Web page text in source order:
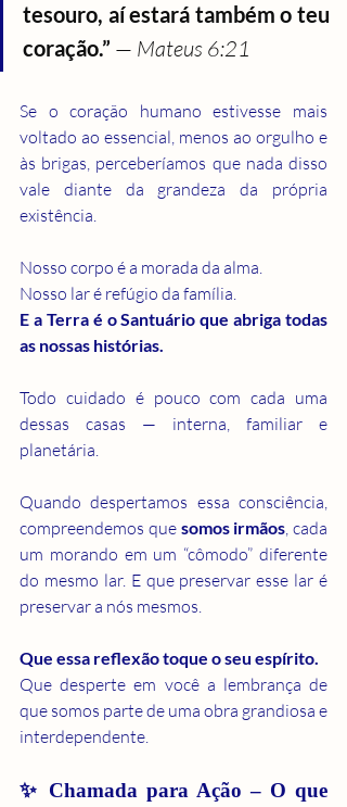
tesouro, aí estará também o teu
coração.” — Mateus 6:21
Se o coração humano estivesse mais
voltado ao essencial, menos ao orgulho e
às brigas, perceberíamos que nada disso
vale diante da grandeza da própria
existência.
Nosso corpo é a morada da alma.
Nosso lar é refúgio da família.
E a Terra é o Santuário que abriga todas
as nossas histórias.
Todo cuidado é pouco com cada uma
dessas casas — interna, familiar e
planetária.
Quando despertamos essa consciência,
compreendemos que somos irmãos, cada
um morando em um “cômodo” diferente
do mesmo lar. E que preservar esse lar é
preservar a nós mesmos.
Que essa reflexão toque o seu espírito.
Que desperte em você a lembrança de
que somos parte de uma obra grandiosa e
interdependente.
✨ Chamada para Ação – O que